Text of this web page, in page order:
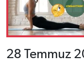
28 Temmuz